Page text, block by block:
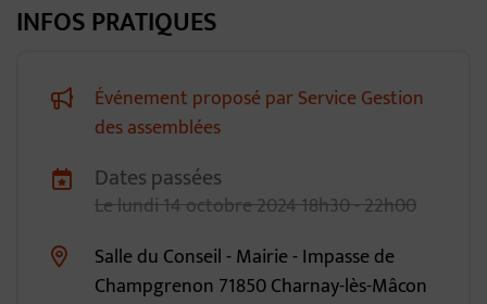
INFOS PRATIQUES
Événement proposé par Service Gestion
des assemblées
Dates de planification
Dates passées
Lelundi14octobre202418h30 - 22h00
Lieu alternatif
Salle du Conseil - Mairie - Impasse de
Champgrenon 71850 Charnay-lès-Mâcon